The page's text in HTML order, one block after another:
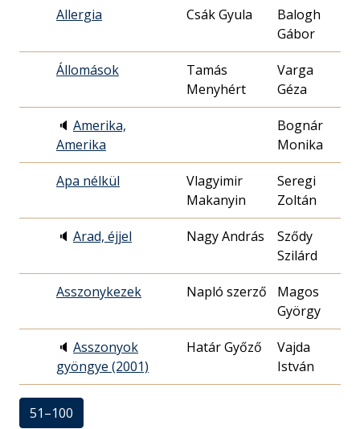
Allergia Csák Gyula
Balogh
Gábor
Állomások
Tamás
Menyhért
Varga
Géza
🔈 Amerika,
Amerika
Bognár
Monika
Apa nélkül
Vlagyimir
Makanyin
Seregi
Zoltán
🔈 Arad, éjjel Nagy András
Sződy
Szilárd
Asszonykezek Napló szerző
Magos
György
🔈 Asszonyok
gyöngye (2001)
Határ Győző
Vajda
István
51–100